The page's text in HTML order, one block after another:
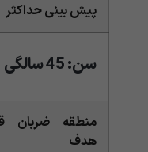
پیش بینی حداکثر
سن: 45 سالگی
منطقه ضربان
هدف